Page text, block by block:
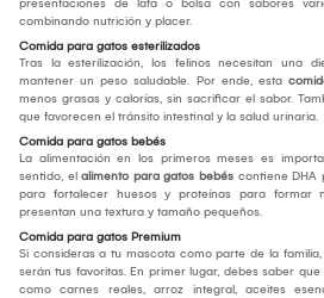
presentaciones de lata o bolsa con sabores
combinando nutrición y placer.
Comida para gatos esterilizados
Tras la esterilización, los felinos necesitan una
mantener un peso saludable. Por ende, esta
menos grasas y calorías, sin sacrificar el sabor.
que favorecen el tránsito intestinal y la salud urinaria.
Comida para gatos bebés
La alimentación en los primeros meses es
sentido, el alimento para gatos bebés contiene DHA
para fortalecer huesos y proteínas para formar
presentan una textura y tamaño pequeños.
Comida para gatos Premium
Si consideras a tu mascota como parte de la familia,
serán tus favoritas. En primer lugar, debes saber
como carnes reales, arroz integral, aceites